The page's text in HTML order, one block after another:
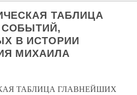
ТАБЛИЦА
В ИСТОРИИ
МИХАИЛА
ТАБЛИЦА ГЛАВНЕЙШИХ